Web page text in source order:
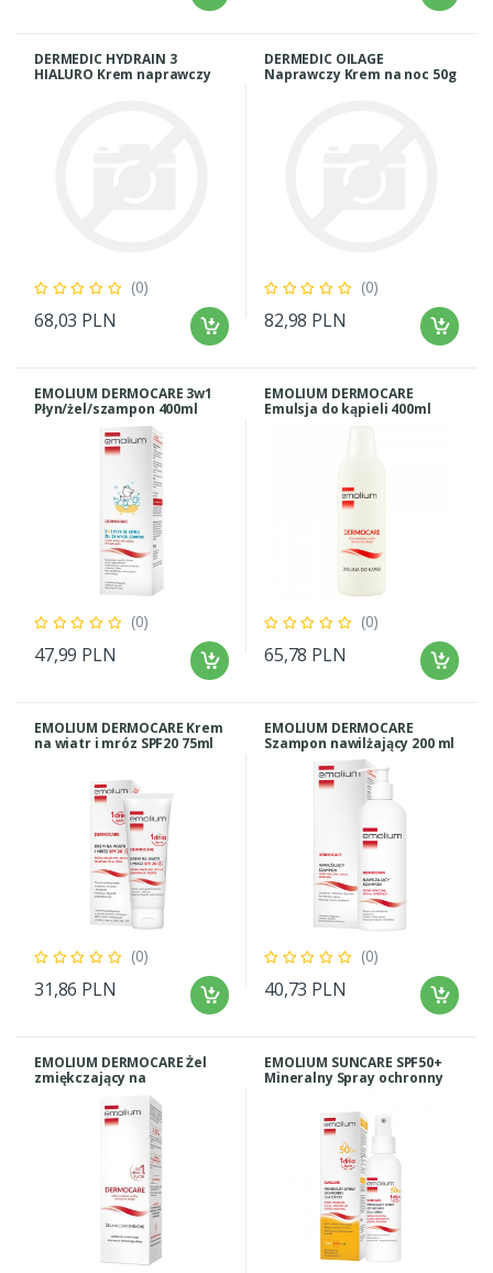
DERMEDIC HYDRAIN 3
HIALURO Krem naprawczy
(0)
68,03 PLN
DERMEDIC OILAGE
Naprawczy Krem na noc 50g
(0)
82,98 PLN
EMOLIUM DERMOCARE 3w1
Płyn/żel/szampon 400ml
(0)
47,99 PLN
EMOLIUM DERMOCARE
Emulsja do kąpieli 400ml
(0)
65,78 PLN
EMOLIUM DERMOCARE Krem
na wiatr i mróz SPF20 75ml
(0)
31,86 PLN
EMOLIUM DERMOCARE
Szampon nawilżający 200 ml
(0)
40,73 PLN
EMOLIUM DERMOCARE Żel
zmiękczający na
ciemieniuchę 100ml
EMOLIUM SUNCARE SPF50+
Mineralny Spray ochronny